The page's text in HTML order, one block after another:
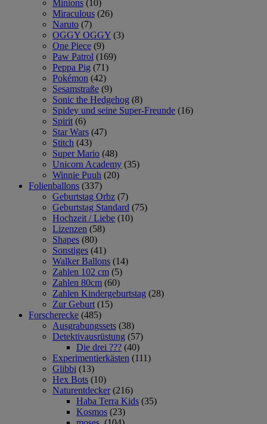
Minions (10)
Miraculous (26)
Naruto (7)
OGGY OGGY (3)
One Piece (9)
Paw Patrol (169)
Peppa Pig (71)
Pokémon (42)
Sesamstraße (9)
Sonic the Hedgehog (8)
Spidey und seine Super-Freunde (16)
Spirit (6)
Star Wars (47)
Stitch (43)
Super Mario (48)
Unicorn Academy (35)
Winnie Puuh (20)
Folienballons (337)
Geburtstag Orbz (7)
Geburtstag Standard (75)
Hochzeit / Liebe (10)
Lizenzen (58)
Shapes (80)
Sonstiges (41)
Walker Ballons (14)
Zahlen 102 cm (5)
Zahlen 80cm (60)
Zahlen Kindergeburtstag (28)
Zur Geburt (15)
Forscherecke (485)
Ausgrabungssets (38)
Detektivausrüstung (57)
Die drei ??? (40)
Experimentierkästen (111)
Glibbi (13)
Hex Bots (10)
Naturentdecker (216)
Haba Terra Kids (35)
Kosmos (23)